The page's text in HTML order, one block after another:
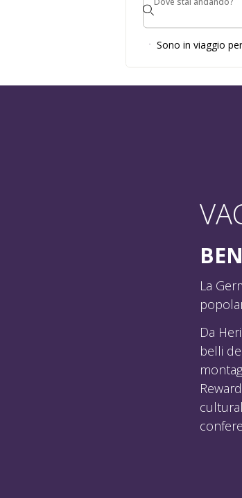
IN
Sono in viaggio
La
Da
belli